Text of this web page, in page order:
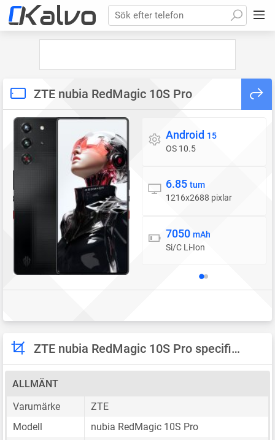
Sök efter telefon
ZTE nubia RedMagic 10S Pro
Operativsystem
Android 15
OS 10.5
Skärm
6.85 tum
1216x2688 pixlar
Batteri
7050 mAh
Si/C Li-Ion
ZTE nubia RedMagic 10S Pro specifikationer
ALLMÄNT
Varumärke
ZTE
Modell
nubia RedMagic 10S Pro